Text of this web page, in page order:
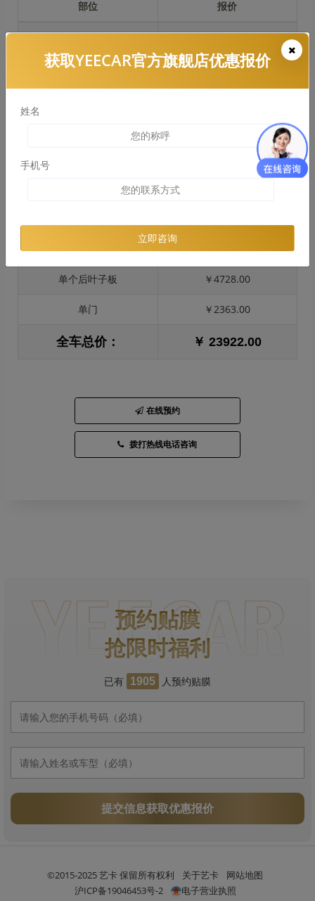
部位 报价
前保险杠 ￥3680.00
引擎盖 ￥7709.00
车顶 ￥3169.00
单个后叶子板 ￥4728.00
单门 ￥2363.00
全车总价： ￥ 23922.00
在线预约
拨打热线电话咨询
预约贴膜
抢限时福利
已有 1905 人预约贴膜
提交信息获取优惠报价
©2015-2025 艺卡 保留所有权利 关于艺卡
网站地图
沪ICP备19046453号-2
电子营业执照
获取YEECAR官方旗舰店优惠报价
姓名
手机号
立即咨询